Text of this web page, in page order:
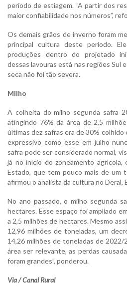
período de estiagem. “A partir dos
maior confiabilidade nos números”,
Os demais grãos de inverno foram
principal cultura deste período.
produções dentro do projetado
dessas lavouras está nas regiões Sul
seca não foi tão severa.
Milho
A colheita do milho segunda safra
atingindo 76% da área de 2,5
últimas dez safras era de 30%
expressivo como esse em julho
safra pode ser considerado normal,
já no início do zoneamento
Estado, que tem pouco mais de um
afirmou o analista da cultura no Deral,
No ano passado, o milho segunda
hectares. Esse espaço foi ampliado
a 2,5 milhões de hectares. Mesmo
12,96 milhões de toneladas, um
14,26 milhões de toneladas de 2022/
área ser relevante, as perdas
foram grandes”, ponderou.
Via / Canal Rural